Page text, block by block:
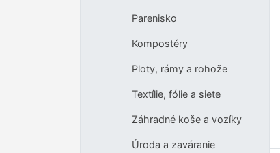
Parenisko
Kompostéry
Ploty, rámy a rohože
Textílie, fólie a siete
Záhradné koše a vozíky
Úroda a zaváranie